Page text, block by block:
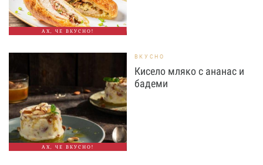
АХ, ЧЕ ВКУСНО!
АХ, ЧЕ ВКУСНО!
ВКУСНО
Кисело мляко с ананас и
бадеми